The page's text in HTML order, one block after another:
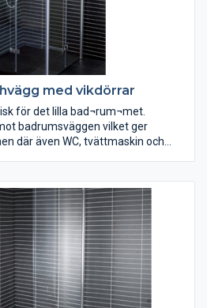
med vikdörrar
för det lilla bad¬rum¬met.
badrumsväggen vilket ger
där även WC, tvättmaskin och
väggprofiler, eleganta dörrknoppar
och lyftgångjärn.